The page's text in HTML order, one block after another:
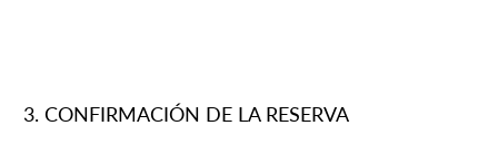
CONFIRMACIÓN DE LA RESERVA